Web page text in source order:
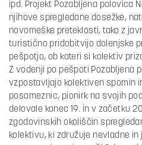
ipd. Projekt Pozabljena polovica
njihove spregledane dosežke,
novomeške preteklosti, tako z
turistično pridobitvijo dolenjske
pešpotjo, ob kateri si kolektiv
Z vodenji po pešpoti Pozabljena
vzpostavljajo kolektiven spomin
posameznic, pionirk na svojih
delovale konec 19. in v začetku
zgodovinskih okoliščin
kolektivu, ki združuje nevladne